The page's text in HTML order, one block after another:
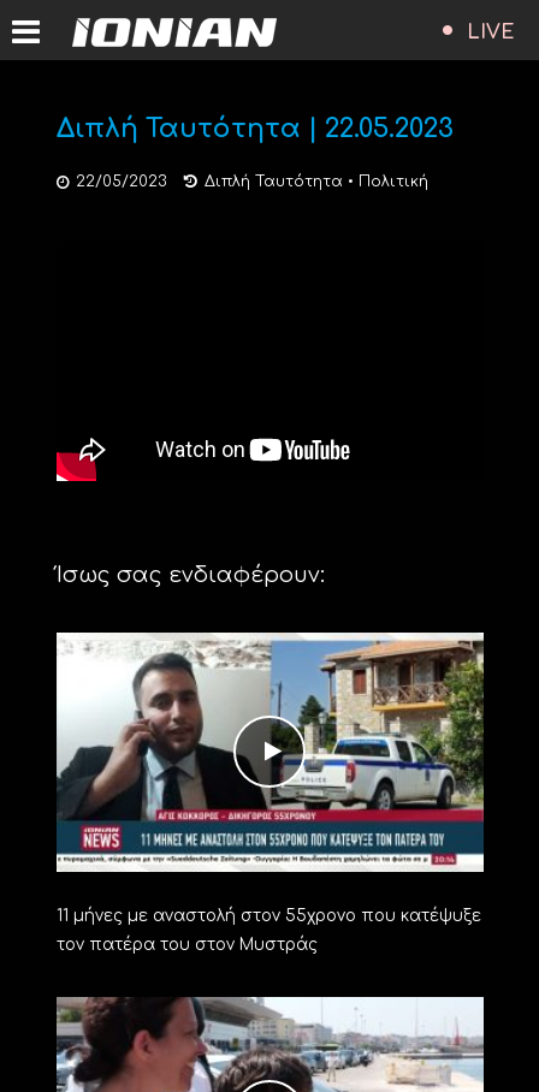
LIVE
Διπλή Ταυτότητα | 22.05.2023
22/05/2023 Διπλή Ταυτότητα • Πολιτική
Ίσως σας ενδιαφέρουν:
11 μήνες με αναστολή στον 55χρονο που κατέψυξε
τον πατέρα του στον Μυστράς